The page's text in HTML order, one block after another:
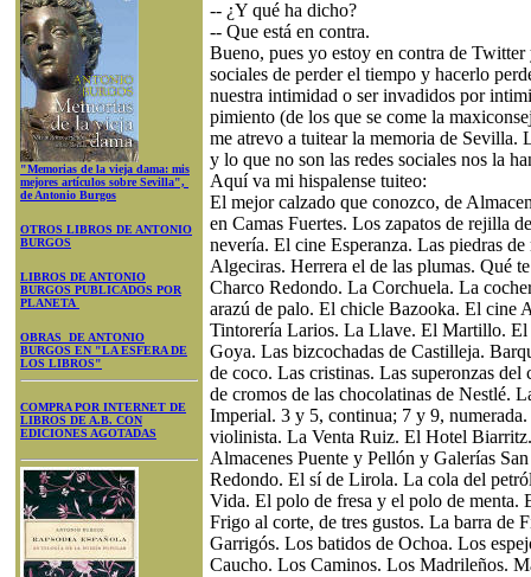
"Memorias de la vieja dama: mis
mejores artículos sobre Sevilla",
de Antonio Burgos
OTROS LIBROS DE ANTONIO
BURGOS
LIBROS DE ANTONIO
BURGOS PUBLICADOS POR
PLANETA
OBRAS DE ANTONIO
BURGOS EN "LA ESFERA DE
LOS LIBROS"
COMPRA POR INTERNET DE
LIBROS DE A.B. CON
EDICIONES AGOTADAS
-- ¿Y qué ha dicho?
-- Que está en contra.
Bueno, pues yo estoy en contra de
sociales de perder el tiempo y hacerlo
nuestra intimidad o ser invadidos por
pimiento (de los que se come la
me atrevo a tuitear la memoria de Sevilla.
y lo que no son las redes sociales nos la
Aquí va mi hispalense tuiteo:
El mejor calzado que conozco, de
en Camas Fuertes. Los zapatos de rejilla
nevería. El cine Esperanza. Las piedras
Algeciras. Herrera el de las plumas. Qué
Charco Redondo. La Corchuela. La
arazú de palo. El chicle Bazooka. El cine
Tintorería Larios. La Llave. El Martillo.
Goya. Las bizcochadas de Castilleja.
de coco. Las cristinas. Las superonzas
de cromos de las chocolatinas de Nestlé.
Imperial. 3 y 5, continua; 7 y 9,
violinista. La Venta Ruiz. El Hotel
Almacenes Puente y Pellón y Galerías
Redondo. El sí de Lirola. La cola del
Vida. El polo de fresa y el polo de menta.
Frigo al corte, de tres gustos. La barra
Garrigós. Los batidos de Ochoa. Los
Caucho. Los Caminos. Los Madrileños.